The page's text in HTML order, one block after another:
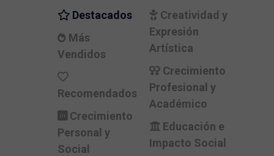
Destacados
Más
Vendidos
Recomendados
Crecimiento
Personal y
Social
Creatividad y
Expresión
Artística
Crecimiento
Profesional y
Académico
Educación e
Impacto Social